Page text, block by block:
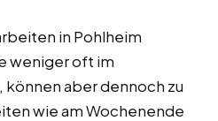
in Pohlheim
weniger oft im
aber dennoch zu
wie am Wochenende